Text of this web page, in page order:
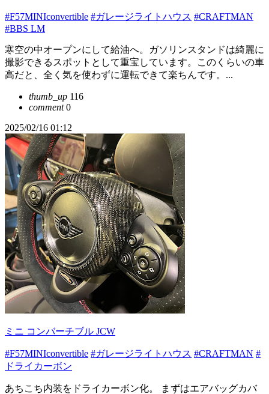
#F57MINIconvertible #ガレージライトハウス #CRAFTMAN
#BBS LM
寒空の中オープンにして給油へ。ガソリンスタンドは綺麗に
撮影できるスポットとして重宝しています。このくらいの車
高だと、全く気を使わずに運転できて楽ちんです。...
thumb_up 116
comment0
2025/02/16 01:12
ミニ コンバーチブル JCW
#F57MINIconvertible #ガレージライトハウス #CRAFTMAN #
ドライカーボン
あちこち内装をドライカーボン化。 まずはエアバッグカバ